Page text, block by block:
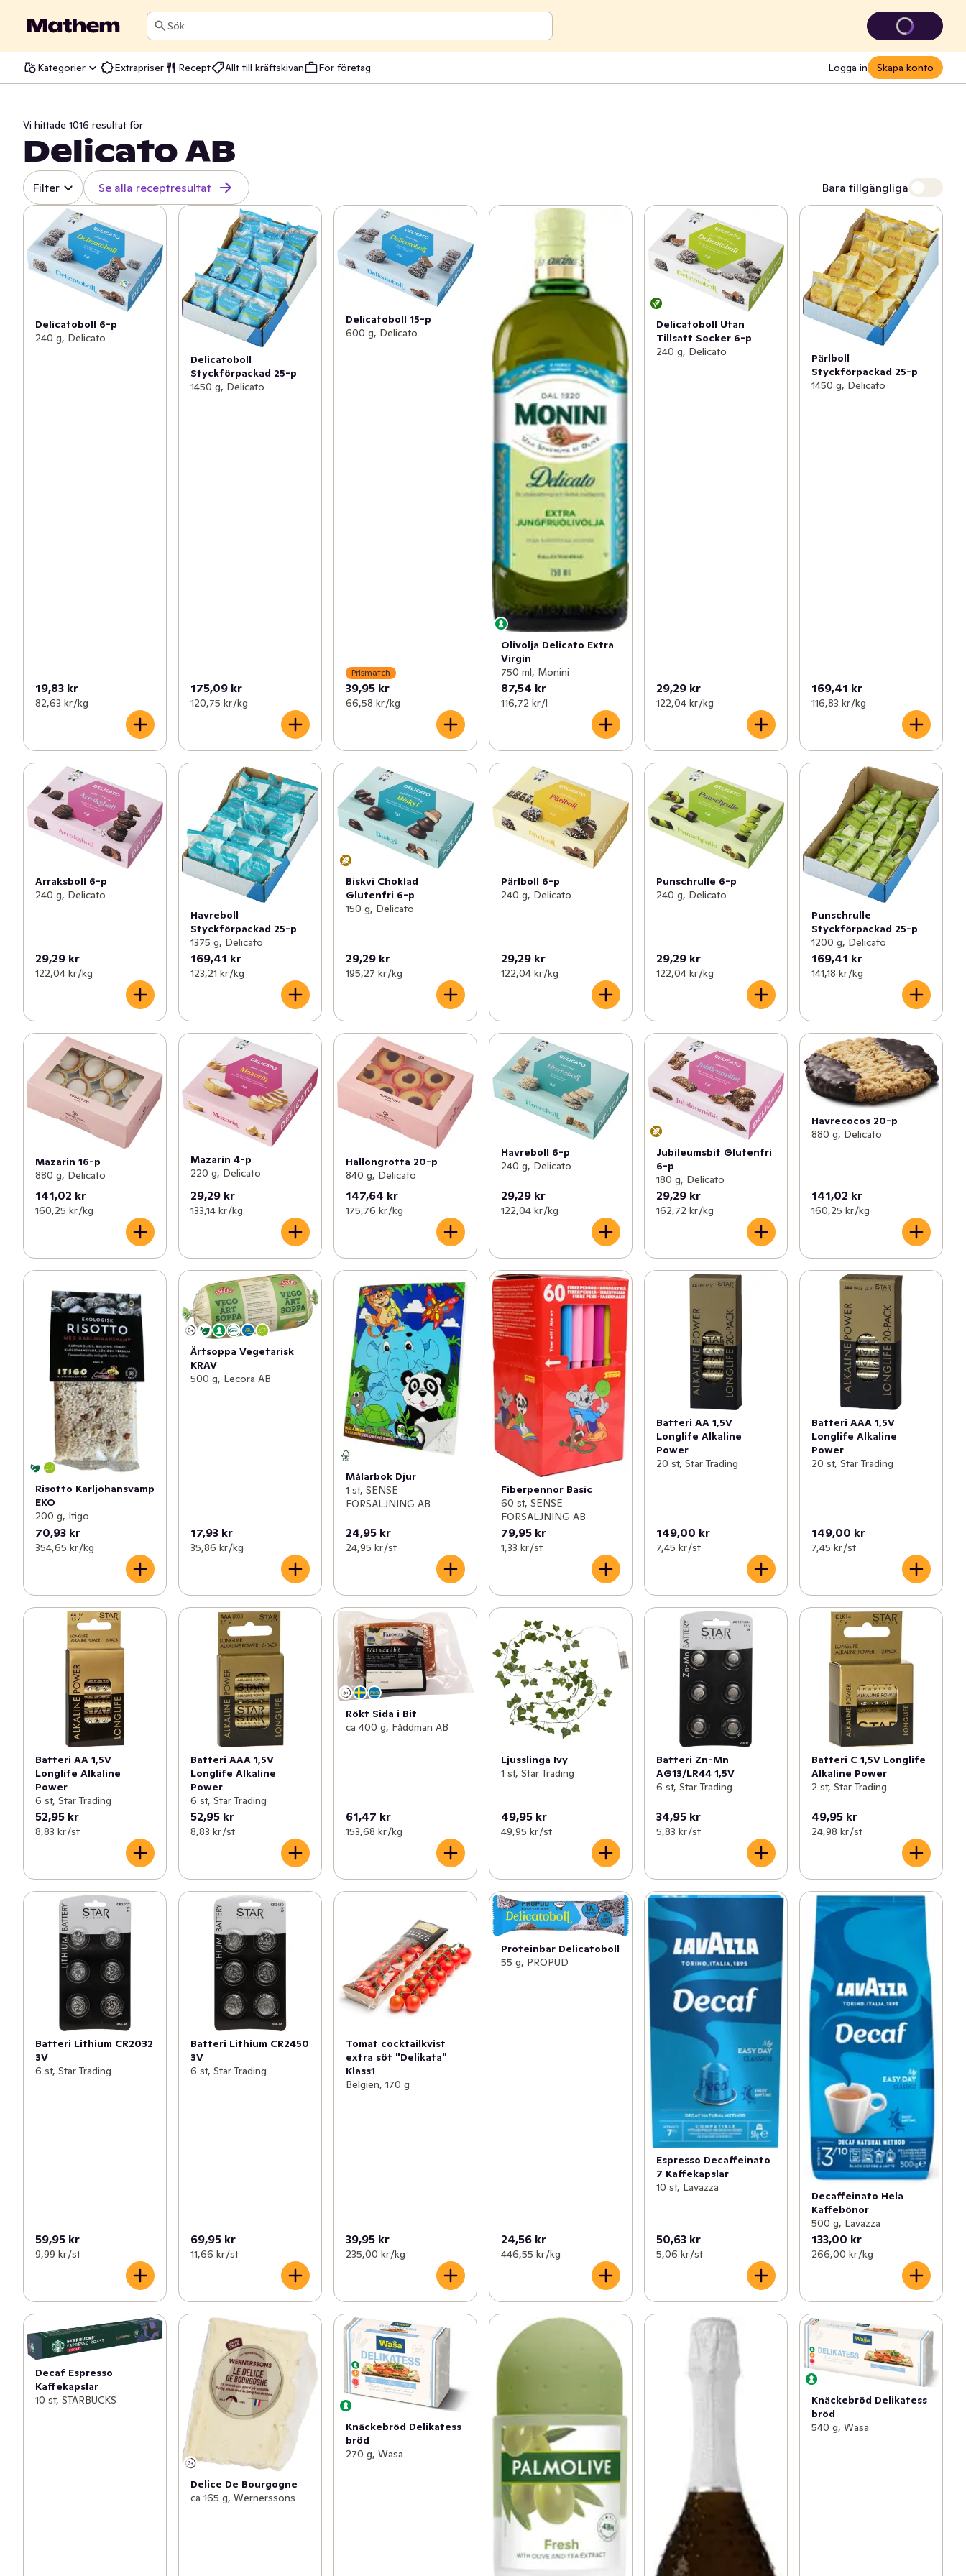
Sök
Kategorier Extrapriser Recept Allt till kräftskivan För företag Logga in Skapa konto
Vi hittade 1016 resultat för
Delicato AB
Filter Se alla receptresultat Bara tillgängliga
Delicatoboll 6-p
240 g, Delicato
19,83 kr
82,63 kr /kg
Delicatoboll
Styckförpackad 25-p
1450 g, Delicato
175,09 kr
120,75 kr /kg
Delicatoboll 15-p
600 g, Delicato
Prismatch
39,95 kr
66,58 kr /kg
Olivolja Delicato Extra
Virgin
750 ml, Monini
87,54 kr
116,72 kr /l
Delicatoboll Utan
Tillsatt Socker 6-p
240 g, Delicato
29,29 kr
122,04 kr /kg
Pärlboll
Styckförpackad 25-p
1450 g, Delicato
169,41 kr
116,83 kr /kg
Arraksboll 6-p
240 g, Delicato
29,29 kr
122,04 kr /kg
Havreboll
Styckförpackad 25-p
1375 g, Delicato
169,41 kr
123,21 kr /kg
Biskvi Choklad
Glutenfri 6-p
150 g, Delicato
29,29 kr
195,27 kr /kg
Pärlboll 6-p
240 g, Delicato
29,29 kr
122,04 kr /kg
Punschrulle 6-p
240 g, Delicato
29,29 kr
122,04 kr /kg
Punschrulle
Styckförpackad 25-p
1200 g, Delicato
169,41 kr
141,18 kr /kg
Mazarin 16-p
880 g, Delicato
141,02 kr
160,25 kr /kg
Mazarin 4-p
220 g, Delicato
29,29 kr
133,14 kr /kg
Hallongrotta 20-p
840 g, Delicato
147,64 kr
175,76 kr /kg
Havreboll 6-p
240 g, Delicato
29,29 kr
122,04 kr /kg
Jubileumsbit Glutenfri
6-p
180 g, Delicato
29,29 kr
162,72 kr /kg
Havrecocos 20-p
880 g, Delicato
141,02 kr
160,25 kr /kg
Risotto Karljohansvamp
EKO
200 g, Itigo
70,93 kr
354,65 kr /kg
Ärtsoppa Vegetarisk
KRAV
500 g, Lecora AB
17,93 kr
35,86 kr /kg
Målarbok Djur
1 st, SENSE
FÖRSÄLJNING AB
24,95 kr
24,95 kr /st
Fiberpennor Basic
60 st, SENSE
FÖRSÄLJNING AB
79,95 kr
1,33 kr /st
Batteri AA 1,5V
Longlife Alkaline
Power
20 st, Star Trading
149,00 kr
7,45 kr /st
Batteri AAA 1,5V
Longlife Alkaline
Power
20 st, Star Trading
149,00 kr
7,45 kr /st
Batteri AA 1,5V
Longlife Alkaline
Power
6 st, Star Trading
52,95 kr
8,83 kr /st
Batteri AAA 1,5V
Longlife Alkaline
Power
6 st, Star Trading
52,95 kr
8,83 kr /st
Rökt Sida i Bit
ca 400 g, Fåddman AB
61,47 kr
153,68 kr /kg
Ljusslinga Ivy
1 st, Star Trading
49,95 kr
49,95 kr /st
Batteri Zn-Mn
AG13/LR44 1,5V
6 st, Star Trading
34,95 kr
5,83 kr /st
Batteri C 1,5V Longlife
Alkaline Power
2 st, Star Trading
49,95 kr
24,98 kr /st
Batteri Lithium CR2032
3V
6 st, Star Trading
59,95 kr
9,99 kr /st
Batteri Lithium CR2450
3V
6 st, Star Trading
69,95 kr
11,66 kr /st
Tomat cocktailkvist
extra söt "Delikata"
Klass1
Belgien, 170 g
39,95 kr
235,00 kr /kg
Proteinbar Delicatoboll
55 g, PROPUD
24,56 kr
446,55 kr /kg
Espresso Decaffeinato
7 Kaffekapslar
10 st, Lavazza
50,63 kr
5,06 kr /st
Decaffeinato Hela
Kaffebönor
500 g, Lavazza
133,00 kr
266,00 kr /kg
Decaf Espresso
Kaffekapslar
10 st, STARBUCKS
Delice De Bourgogne
ca 165 g, Wernerssons
Knäckebröd Delikatess
bröd
270 g, Wasa
Knäckebröd Delikatess
bröd
540 g, Wasa